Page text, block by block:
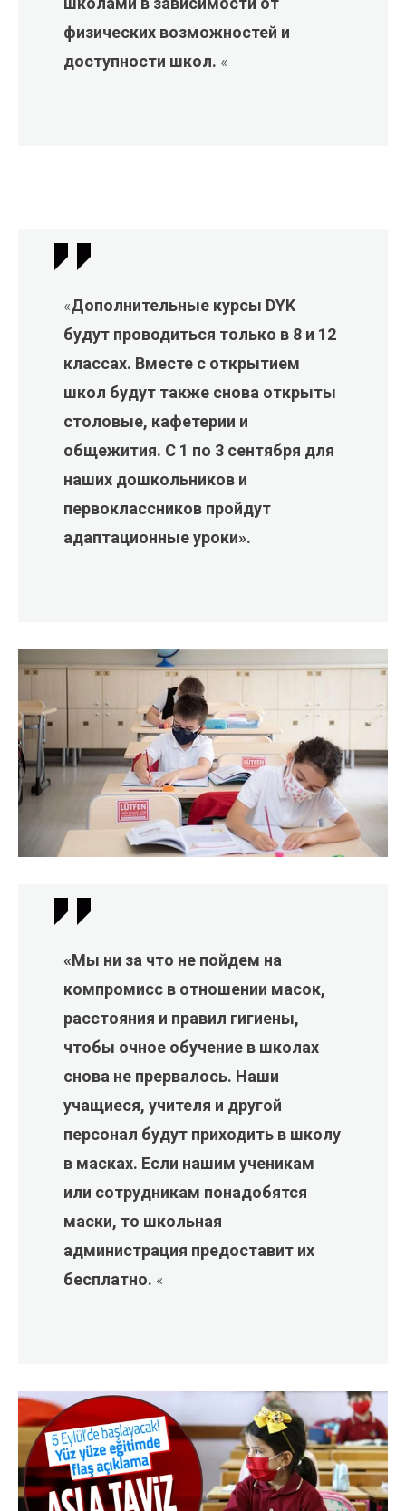
физических возможностей и
доступности школ. «
«Дополнительные курсы DYK
будут проводиться только в 8 и 12
классах. Вместе с открытием
школ будут также снова открыты
столовые, кафетерии и
общежития. С 1 по 3 сентября для
наших дошкольников и
первоклассников пройдут
адаптационные уроки».
«Мы ни за что не пойдем на
компромисс в отношении масок,
расстояния и правил гигиены,
чтобы очное обучение в школах
снова не прервалось. Наши
учащиеся, учителя и другой
персонал будут приходить в школу
в масках. Если нашим ученикам
или сотрудникам понадобятся
маски, то школьная
администрация предоставит их
бесплатно. «